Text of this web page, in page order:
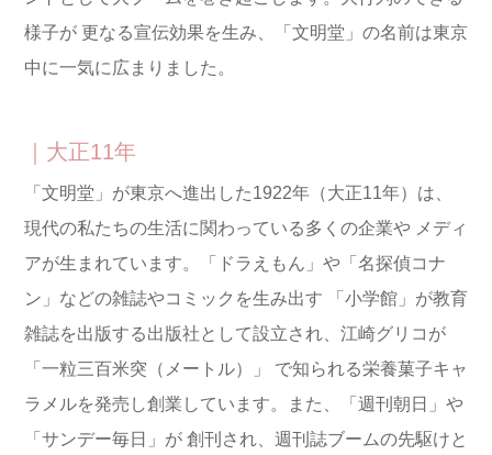
様子が 更なる宣伝効果を生み、「文明堂」の名前は東京
中に一気に広まりました。
｜大正11年
「文明堂」が東京へ進出した1922年（大正11年）は、
現代の私たちの生活に関わっている多くの企業や メディ
アが生まれています。「ドラえもん」や「名探偵コナ
ン」などの雑誌やコミックを生み出す 「小学館」が教育
雑誌を出版する出版社として設立され、江崎グリコが
「一粒三百米突（メートル）
」
で知られる栄養菓子キャ
ラメルを発売し創業しています。また、「週刊朝日」や
「サンデー毎日」が 創刊され、週刊誌ブームの先駆けと